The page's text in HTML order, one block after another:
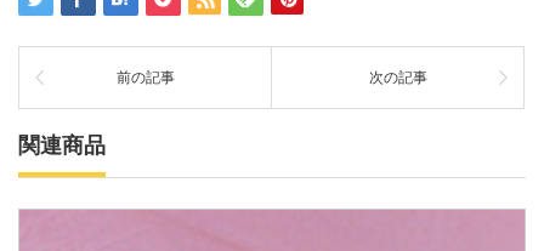
前の記事 次の記事
関連商品